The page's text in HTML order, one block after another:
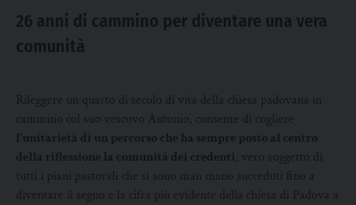
26 anni di cammino per diventare una vera
comunità
Rileggere un quarto di secolo di vita della chiesa padovana in
cammino col suo vescovo Antonio, consente di cogliere
l’unitarietà di un percorso che ha sempre posto al centro
della riflessione la comunità dei credenti, vero soggetto di
tutti i piani pastorali che si sono man mano succeduti fino a
diventare il segno e la cifra più evidente della chiesa di Padova a